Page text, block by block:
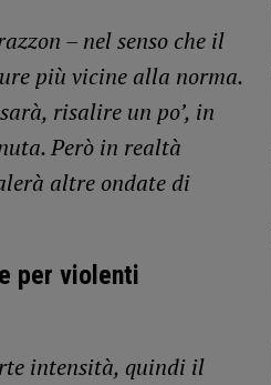
– nel senso che il
più vicine alla norma.
risalire un po’, in
Però in realtà
altre ondate di
per violenti
intensità, quindi il